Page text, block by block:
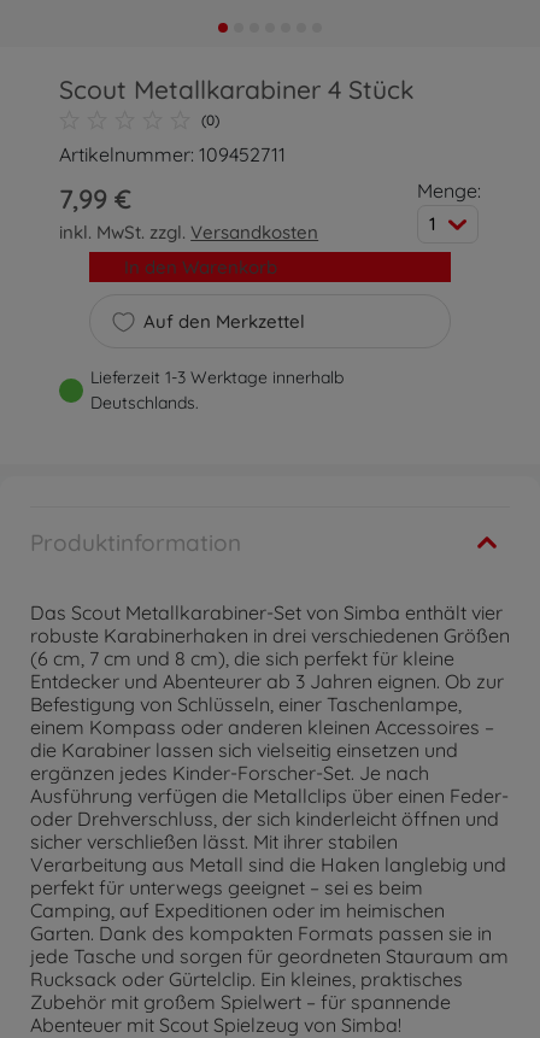
Scout Metallkarabiner 4 Stück
(0)
Artikelnummer: 109452711
7,99 €
inkl. MwSt. zzgl.Versandkosten
Menge:
1
Auf den Merkzettel
In den Warenkorb
Lieferzeit 1-3 Werktage innerhalb
Deutschlands.
Produktinformation
Das Scout Metallkarabiner-Set von Simba enthält vier
robuste Karabinerhaken in drei verschiedenen Größen
(6 cm, 7 cm und 8 cm), die sich perfekt für kleine
Entdecker und Abenteurer ab 3 Jahren eignen. Ob zur
Befestigung von Schlüsseln, einer Taschenlampe,
einem Kompass oder anderen kleinen Accessoires –
die Karabiner lassen sich vielseitig einsetzen und
ergänzen jedes Kinder-Forscher-Set. Je nach
Ausführung verfügen die Metallclips über einen Feder-
oder Drehverschluss, der sich kinderleicht öffnen und
sicher verschließen lässt. Mit ihrer stabilen
Verarbeitung aus Metall sind die Haken langlebig und
perfekt für unterwegs geeignet – sei es beim
Camping, auf Expeditionen oder im heimischen
Garten. Dank des kompakten Formats passen sie in
jede Tasche und sorgen für geordneten Stauraum am
Rucksack oder Gürtelclip. Ein kleines, praktisches
Zubehör mit großem Spielwert – für spannende
Abenteuer mit Scout Spielzeug von Simba!